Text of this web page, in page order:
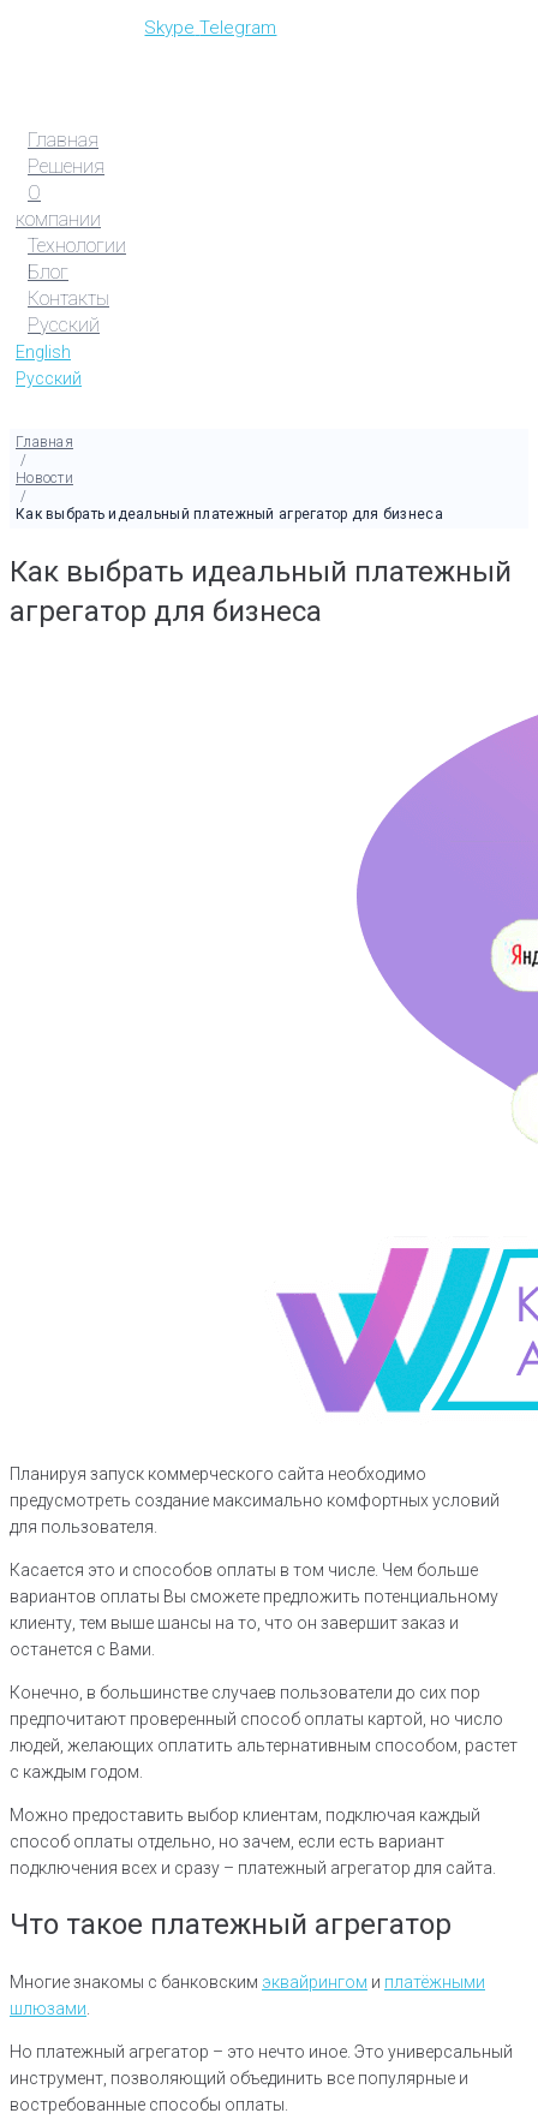
Skype Telegram
Главная
Решения
О
компании
Технологии
Блог
Контакты
Русский
English
Русский
Главная
/
Новости
/
Как выбрать идеальный платежный агрегатор для бизнеса
Как выбрать идеальный платежный
агрегатор для бизнеса
Планируя запуск коммерческого сайта необходимо
предусмотреть создание максимально комфортных условий
для пользователя.
Касается это и способов оплаты в том числе. Чем больше
вариантов оплаты Вы сможете предложить потенциальному
клиенту, тем выше шансы на то, что он завершит заказ и
останется с Вами.
Конечно, в большинстве случаев пользователи до сих пор
предпочитают проверенный способ оплаты картой, но число
людей, желающих оплатить альтернативным способом, растет
с каждым годом.
Можно предоставить выбор клиентам, подключая каждый
способ оплаты отдельно, но зачем, если есть вариант
подключения всех и сразу – платежный агрегатор для сайта.
Что такое платежный агрегатор
Многие знакомы с банковским эквайрингом и платёжными
шлюзами
Но платежный агрегатор – это нечто иное. Это универсальный
инструмент, позволяющий объединить все популярные и
востребованные способы оплаты.